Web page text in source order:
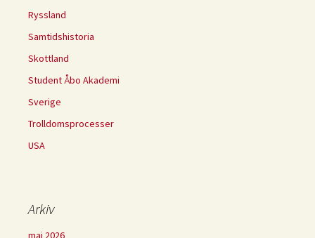
Ryssland
Samtidshistoria
Skottland
Student Åbo Akademi
Sverige
Trolldomsprocesser
USA
Arkiv
maj 2026